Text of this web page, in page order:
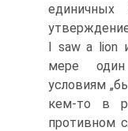
I saw a lion
мере один
условиям
кем-то в
противном